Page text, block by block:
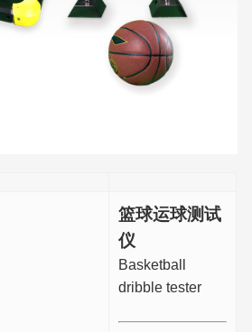
篮球运球测试
仪
Basketball
dribble tester